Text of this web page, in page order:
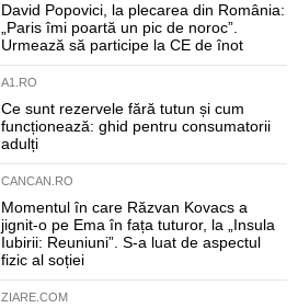
David Popovici, la plecarea din România:
„Paris îmi poartă un pic de noroc”.
Urmează să participe la CE de înot
A1.RO
Ce sunt rezervele fără tutun și cum
funcționează: ghid pentru consumatorii
adulți
CANCAN.RO
Momentul în care Răzvan Kovacs a
jignit-o pe Ema în fața tuturor, la „Insula
Iubirii: Reuniuni”. S-a luat de aspectul
fizic al soției
ZIARE.COM